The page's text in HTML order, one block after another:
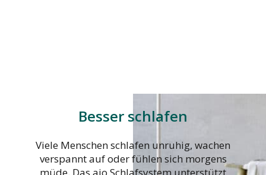
Besser schlafen
Viele Menschen schlafen unruhig, wachen
verspannt auf oder fühlen sich morgens